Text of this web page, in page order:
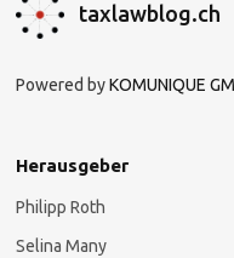
taxlawblog.ch
Powered byKOMUNIQUE
Herausgeber
Philipp Roth
Selina Many